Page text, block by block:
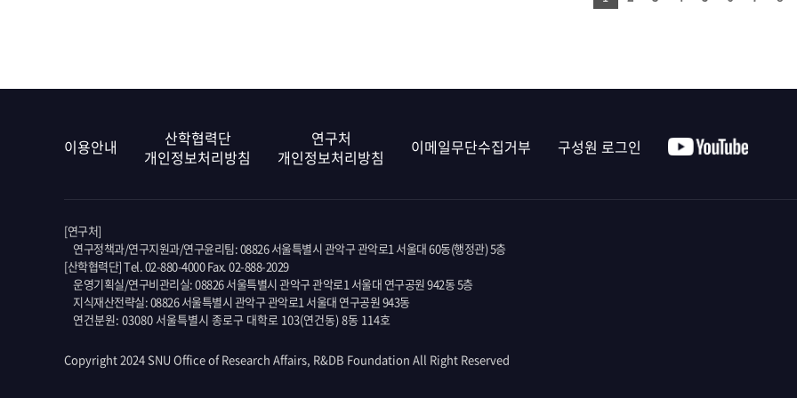
이용안내
산학협력단
개인정보처리방침
연구처
개인정보처리방침
이메일무단수집거부 구성원 로그인
[연구처]
연구정책과/연구지원과/연구윤리팀: 08826 서울특별시 관악구 관악로1 서울대 60동(행정관) 5층
[산학협력단] Tel. 02-880-4000 Fax. 02-888-2029
운영기획실/연구비관리실: 08826 서울특별시 관악구 관악로1 서울대 연구공원 942동 5층
지식재산전략실: 08826 서울특별시 관악구 관악로1 서울대 연구공원 943동
연건분원: 03080 서울특별시 종로구 대학로 103(연건동) 8동 114호
Copyright 2024 SNU Office of Research Affairs, R&DB Foundation All Right Reserved